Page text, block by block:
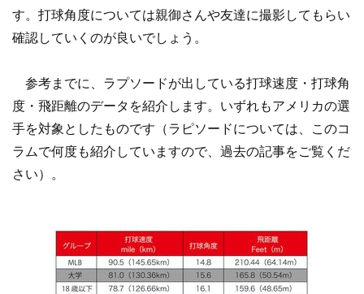
す。打球角度については親御さんや友達に撮影してもらい
確認していくのが良いでしょう。
参考までに、ラプソードが出している打球速度・打球角
度・飛距離のデータを紹介します。いずれもアメリカの選
手を対象としたものです（ラピソードについては、このコ
ラムで何度も紹介していますので、過去の記事をご覧くだ
さい）。